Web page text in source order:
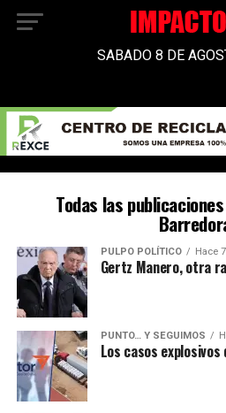
SABADO 8 DE
Todas las
PULPO POLÍTICO Hace
Gertz Manero, otra
PUNTO… Y SEGUIMOS
Los casos explosivos